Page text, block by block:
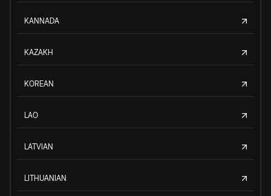
KANNADA
KAZAKH
KOREAN
LAO
LATVIAN
LITHUANIAN